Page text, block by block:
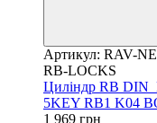
Артикул: RAV-
RB-LOCKS
Циліндр RB
5KEY RB1 K04
1 969 грн